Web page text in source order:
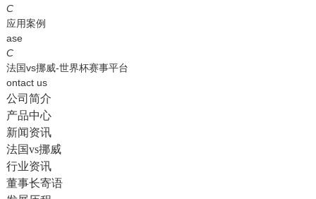
法国vs挪威-世界杯赛事平台
C
应用案例
ase
C
法国vs挪威-世界杯赛事平台
ontact us
公司简介
产品中心
新闻资讯
法国vs挪威
行业资讯
董事长寄语